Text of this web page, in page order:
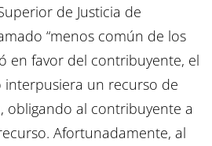
de Justicia de
“menos común de los
en favor del contribuyente, el
interpusiera un recurso de
obligando al contribuyente a
Afortunadamente, al